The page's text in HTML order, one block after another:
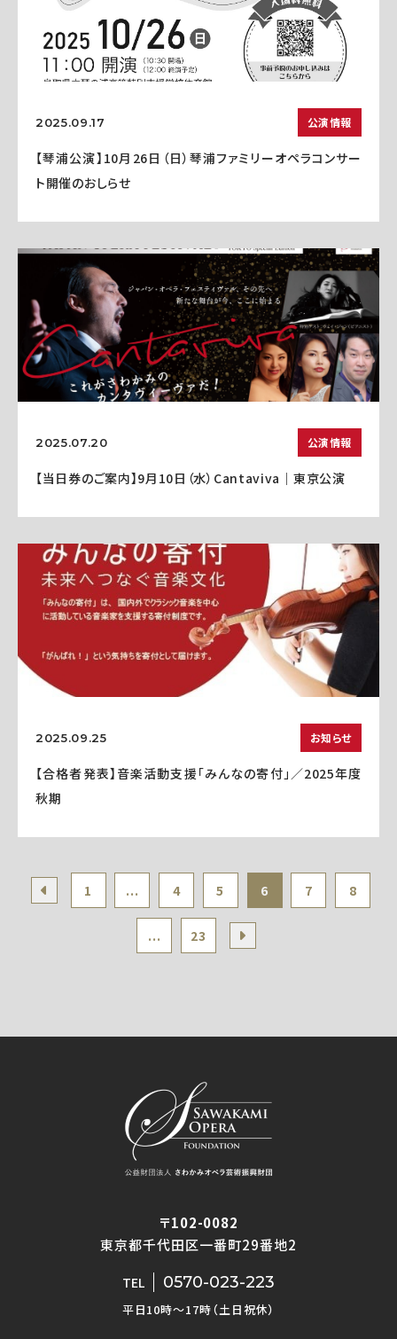
2025.09.17 公演情報
【琴浦公演】10月26日（日）琴浦ファミリーオペラコンサー
ト開催のおしらせ
2025.07.20 公演情報
【当日券のご案内】9月10日（水）Cantaviva｜東京公演
2025.09.25 お知らせ
【合格者発表】音楽活動支援「みんなの寄付」／2025年度
秋期
1 ... 4 5 6 7 8
... 23
〒102-0082
東京都千代田区一番町29番地2
TEL 0570-023-223
平日10時〜17時（土日祝休）